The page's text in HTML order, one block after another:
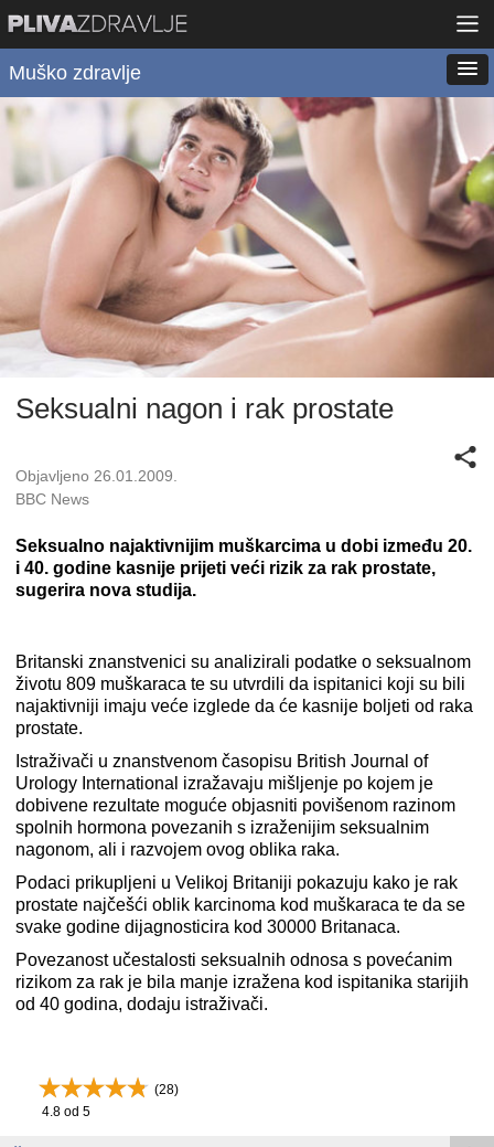
Muško zdravlje
Seksualni nagon i rak prostate
Objavljeno 26.01.2009.
BBC News
Seksualno najaktivnijim muškarcima u dobi između 20.
i 40. godine kasnije prijeti veći rizik za rak prostate,
sugerira nova studija.
Britanski znanstvenici su analizirali podatke o seksualnom
životu 809 muškaraca te su utvrdili da ispitanici koji su bili
najaktivniji imaju veće izglede da će kasnije boljeti od raka
prostate.
Istraživači u znanstvenom časopisu British Journal of
Urology International izražavaju mišljenje po kojem je
dobivene rezultate moguće objasniti povišenom razinom
spolnih hormona povezanih s izraženijim seksualnim
nagonom, ali i razvojem ovog oblika raka.
Podaci prikupljeni u Velikoj Britaniji pokazuju kako je rak
prostate najčešći oblik karcinoma kod muškaraca te da se
svake godine dijagnosticira kod 30000 Britanaca.
Povezanost učestalosti seksualnih odnosa s povećanim
rizikom za rak je bila manje izražena kod ispitanika starijih
od 40 godina, dodaju istraživači.
(28)
4.8 od 5